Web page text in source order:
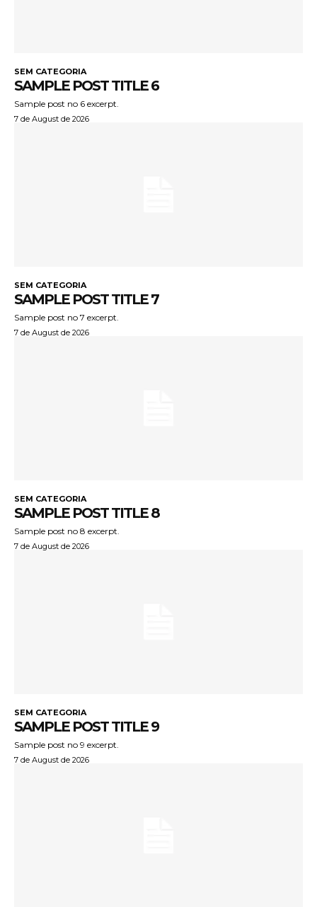
SEM CATEGORIA
SAMPLE POST TITLE 6
Sample post no 6 excerpt.
7 de August de 2026
SEM CATEGORIA
SAMPLE POST TITLE 7
Sample post no 7 excerpt.
7 de August de 2026
SEM CATEGORIA
SAMPLE POST TITLE 8
Sample post no 8 excerpt.
7 de August de 2026
SEM CATEGORIA
SAMPLE POST TITLE 9
Sample post no 9 excerpt.
7 de August de 2026